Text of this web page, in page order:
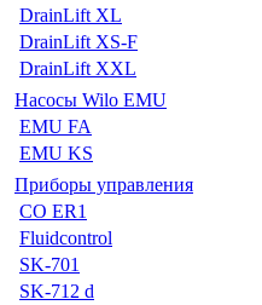
DrainLift XL
DrainLift XS-F
DrainLift XXL
Насосы Wilo EMU
EMU FA
EMU KS
Приборы управления
CO ER1
Fluidcontrol
SK-701
SK-712 d